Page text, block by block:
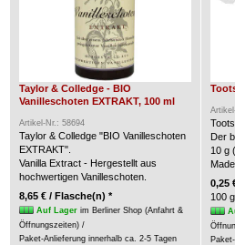
Taylor & Colledge - BIO
Vanilleschoten EXTRAKT, 100 ml
Artikel-Nr.: 58694
Taylor & Colledge "BIO Vanilleschoten
EXTRAKT".
Vanilla Extract - Hergestellt aus
hochwertigen Vanilleschoten.
8,65 € / Flasche(n) *
Auf Lagerim Berliner Shop (Anfahrt &
Öffnungszeiten) /
Paket-Anlieferung innerhalb ca. 2-5 Tagen
Der
10 g
0,25
100